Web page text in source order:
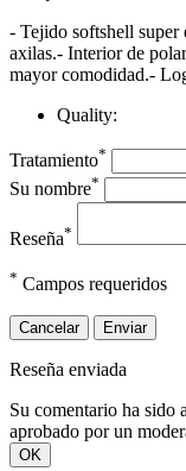
- Tejido softshell super
axilas.- Interior de
mayor comodidad.-
Quality:
Tratamiento*
Su nombre*
Reseña*
* Campos requeridos
Cancelar Enviar
Reseña enviada
Su comentario ha sido
aprobado por un
OK